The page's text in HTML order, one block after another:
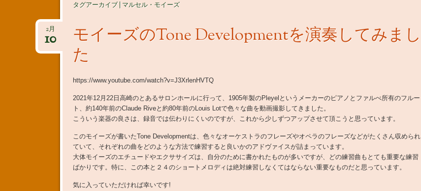
タグアーカイブ | マルセル・モイーズ
モイーズのTone Developmentを演奏してみまし
た
2月
10
https://www.youtube.com/watch?v=J3XrlenHVTQ
2021年12月22日高崎のとあるサロンホールに行って、1905年製のPleyelというメーカーのピアノとファルべ所有のフルー
ト、約140年前のClaude Riveと約80年前のLouis Lotで色々な曲を動画撮影してきました。
こういう楽器の良さは、録音では伝わりにくいのですが、これから少しずつアップさせて頂こうと思っています。
このモイーズが書いたTone Developmentは、色々なオーケストラのフレーズやオペラのフレーズなどがたくさん収められ
ていて、それぞれの曲をどのような方法で練習すると良いかのアドヴァイスが詰まっています。
大体モイーズのエチュードやエクササイズは、自分のために書かれたものが多いですが、どの練習曲もとても重要な練習
ばかりです。特に、この本と２４のショートメロディは絶対練習しなくてはならない重要なものだと思っています。
気に入っていただければ幸いです!